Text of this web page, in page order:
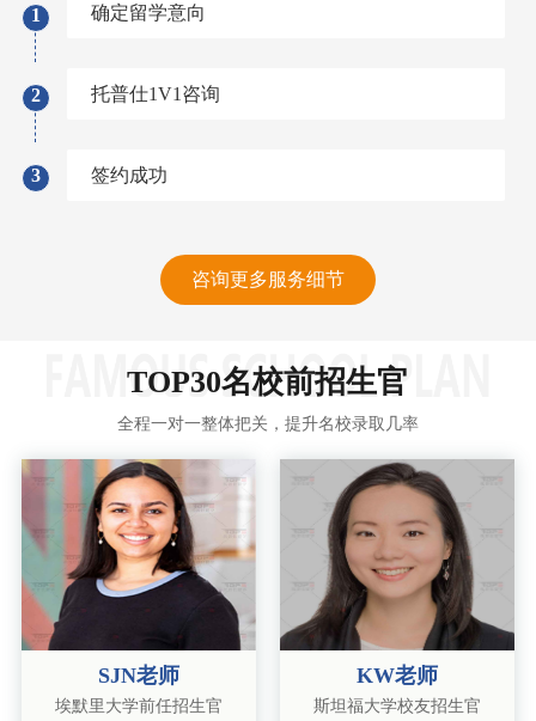
1
2
3
确定留学意向
托普仕1V1咨询
签约成功
咨询更多服务细节
TOP30名校前招生官
全程一对一整体把关，提升名校录取几率
SJN老师
埃默里大学前任招生官
KW老师
斯坦福大学校友招生官